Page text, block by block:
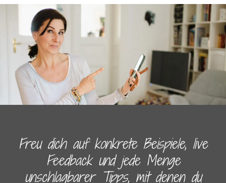
Freu dich auf konkrete Beispiele, live
Feedback und jede Menge
unschlagbarer Tipps, mit denen du